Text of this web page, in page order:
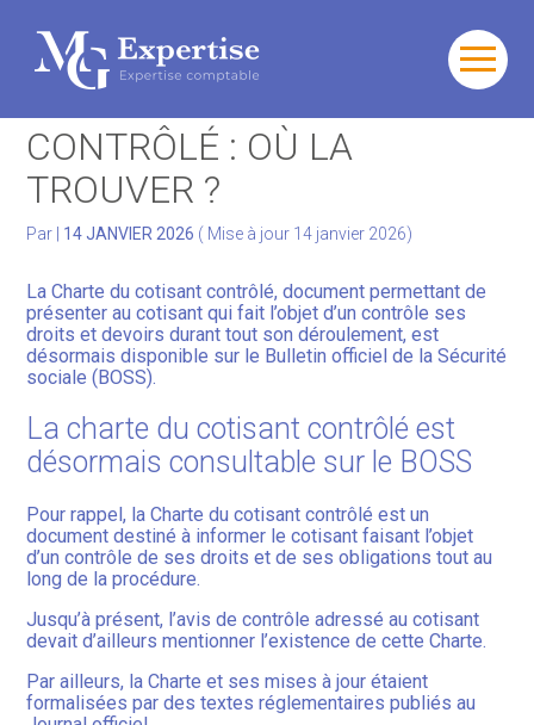
Aller
Gérer votre quotidien
Développer votre activité
Gérer votre patrimoine
Facturation Électronique
CHARTE DU COTISANT
CONTRÔLÉ : OÙ LA
TROUVER ?
Par 14 JANVIER 2026 ( Mise à jour 14 janvier 2026)
La Charte du cotisant contrôlé, document permettant de
présenter au cotisant qui fait l’objet d’un contrôle ses
droits et devoirs durant tout son déroulement, est
désormais disponible sur le Bulletin officiel de la Sécurité
sociale (BOSS).
La charte du cotisant contrôlé est
désormais consultable sur le BOSS
Pour rappel, la Charte du cotisant contrôlé est un
document destiné à informer le cotisant faisant l’objet
d’un contrôle de ses droits et de ses obligations tout au
long de la procédure.
Jusqu’à présent, l’avis de contrôle adressé au cotisant
devait d’ailleurs mentionner l’existence de cette Charte.
Par ailleurs, la Charte et ses mises à jour étaient
formalisées par des textes réglementaires publiés au